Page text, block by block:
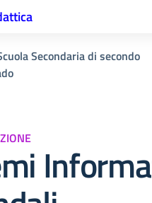
Secondaria di secondo